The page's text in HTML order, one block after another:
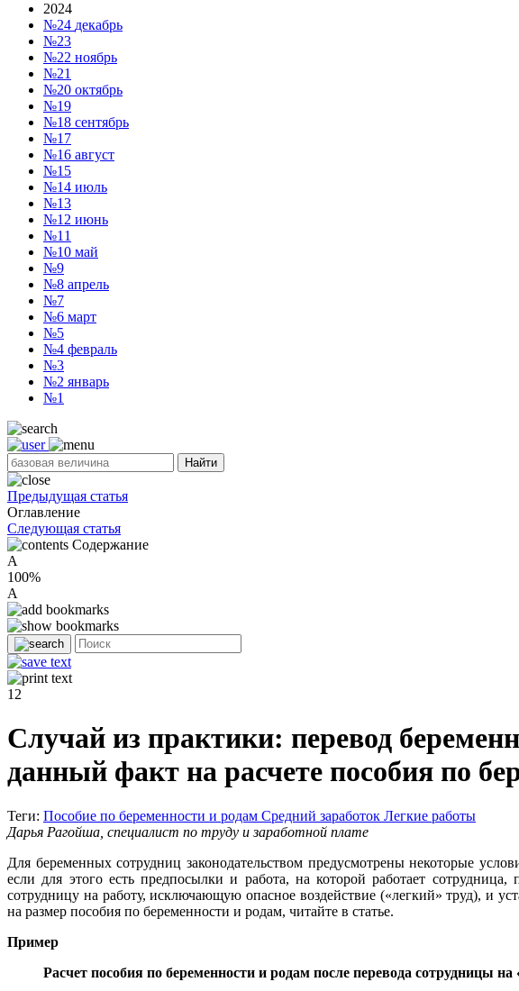
2024
№24 декабрь
№23
№22 ноябрь
№21
№20 октябрь
№19
№18 сентябрь
№17
№16 август
№15
№14 июль
№13
№12 июнь
№11
№10 май
№9
№8 апрель
№7
№6 март
№5
№4 февраль
№3
№2 январь
№1
Найти
Предыдущая статья
Оглавление
Следующая статья
Содержание
A
100%
A
12
Случай из практики: перевод
данный факт на расчете пособия по
Теги: Пособие по беременности и родам Средний заработок Легкие работы
Дарья Рагойша, специалист по труду и заработной плате
Для беременных сотрудниц законодательством предусмотрены некоторые
если для этого есть предпосылки и работа, на которой работает
сотрудницу на работу, исключающую опасное воздействие («легкий» труд), и
на размер пособия по беременности и родам, читайте в статье.
Пример
Расчет пособия по беременности и родам после перевода сотрудницы на